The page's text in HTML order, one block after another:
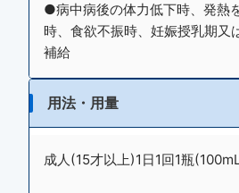
●病中病後の体力低下時、発熱
時、食欲不振時、妊娠授乳期又
補給
用法・用量
成人(15才以上)1日1回1瓶